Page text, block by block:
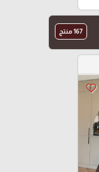
167 منتج
favorite_border